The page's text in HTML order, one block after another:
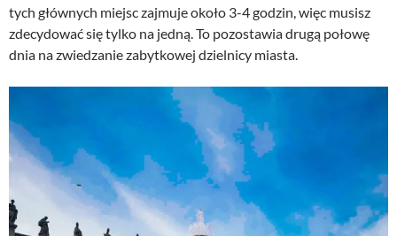
tych głównych miejsc zajmuje około 3-4 godzin, więc musisz
zdecydować się tylko na jedną. To pozostawia drugą połowę
dnia na zwiedzanie zabytkowej dzielnicy miasta.